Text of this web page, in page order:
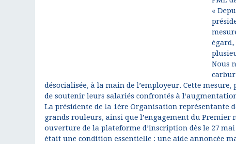
«
Nous
désocialisée, à la main de l’employeur. Cette
de soutenir leurs salariés confrontés à
La présidente de la 1ère Organisation représentante
grands rouleurs, ainsi que l’engagement du
ouverture de la plateforme d’inscription dès le 27
était une condition essentielle : une aide annoncée